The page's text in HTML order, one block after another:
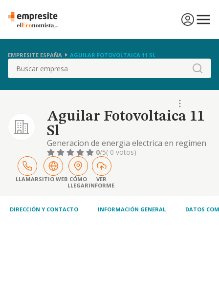
EMPRESITE ESPAÑA AGUILAR FOTOVOLTAICA 11 SL
Buscar
Aguilar Fotovoltaica 11
Sl
Generacion de energia electrica en regimen
especial, la promocion y explotacion de
plantas solares fotovoltaicas, asi como la
realizacion de inversiones financieras y
explotacion inmobiliaria.
0/5( 0 votos)
LLAMARSITIO WEB CÓMO
LLEGAR
VER
INFORME
DIRECCIÓN Y CONTACTO INFORMACIÓN GENERAL DATOS